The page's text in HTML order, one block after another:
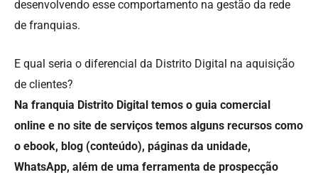
desenvolvendo esse comportamento na gestão da rede
de franquias.
E qual seria o diferencial da Distrito Digital na aquisição
de clientes?
Na franquia Distrito Digital temos o guia comercial
online e no site de serviços temos alguns recursos como
o ebook, blog (conteúdo), páginas da unidade,
WhatsApp, além de uma ferramenta de prospecção